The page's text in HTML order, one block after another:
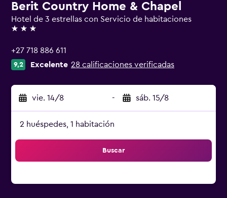
Berit Country Home & Chapel
Hotel de 3 estrellas con Servicio de habitaciones
3 estrellas
+27 718 886 611
9,2 Excelente 28 calificaciones verificadas
vie. 14/8 - sáb. 15/8
2 huéspedes, 1 habitación
Buscar